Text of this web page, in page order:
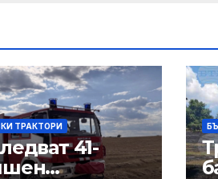
ТРАКТОРИ
41-